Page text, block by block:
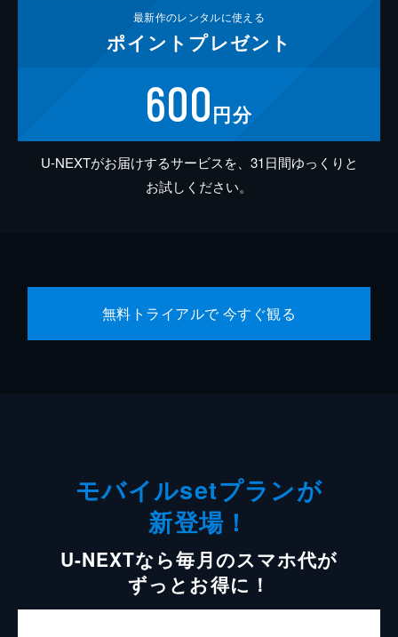
最新作のレンタルに使える
ポイント プレゼント
600円分
U-NEXTがお届けするサービスを、31日間ゆっくりと
お試しください。
無料トライアルで 今すぐ観る
モバイルsetプランが
新登場！
U-NEXTなら毎月のスマホ代が
ずっとお得に！